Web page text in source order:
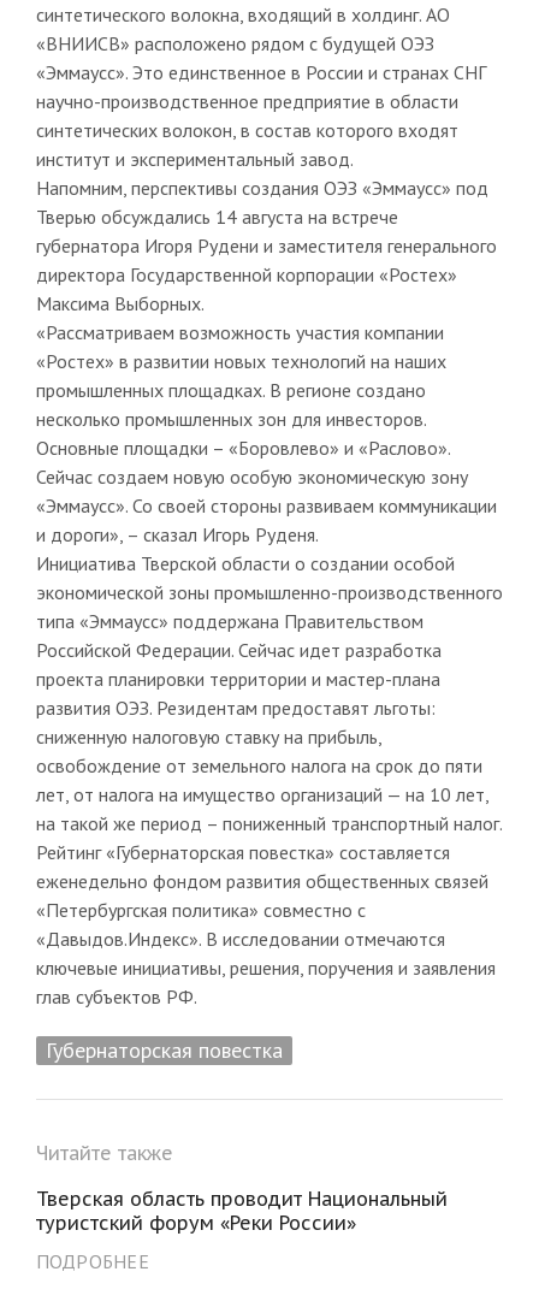
синтетического волокна, входящий в холдинг. АО
«ВНИИСВ» расположено рядом с будущей ОЭЗ
«Эммаусс». Это единственное в России и странах СНГ
научно-производственное предприятие в области
синтетических волокон, в состав которого входят
институт и экспериментальный завод.
Напомним, перспективы создания ОЭЗ «Эммаусс» под
Тверью обсуждались 14 августа на встрече
губернатора Игоря Рудени и заместителя генерального
директора Государственной корпорации «Ростех»
Максима Выборных.
«Рассматриваем возможность участия компании
«Ростех» в развитии новых технологий на наших
промышленных площадках. В регионе создано
несколько промышленных зон для инвесторов.
Основные площадки – «Боровлево» и «Раслово».
Сейчас создаем новую особую экономическую зону
«Эммаусс». Со своей стороны развиваем коммуникации
и дороги», – сказал Игорь Руденя.
Инициатива Тверской области о создании особой
экономической зоны промышленно-производственного
типа «Эммаусс» поддержана Правительством
Российской Федерации. Сейчас идет разработка
проекта планировки территории и мастер-плана
развития ОЭЗ. Резидентам предоставят льготы:
сниженную налоговую ставку на прибыль,
освобождение от земельного налога на срок до пяти
лет, от налога на имущество организаций — на 10 лет,
на такой же период – пониженный транспортный налог.
Рейтинг «Губернаторская повестка» составляется
еженедельно фондом развития общественных связей
«Петербургская политика» совместно с
«Давыдов.Индекс». В исследовании отмечаются
ключевые инициативы, решения, поручения и заявления
глав субъектов РФ.
Губернаторская повестка
Читайте также
Тверская область проводит Национальный
туристский форум «Реки России»
ПОДРОБНЕЕ